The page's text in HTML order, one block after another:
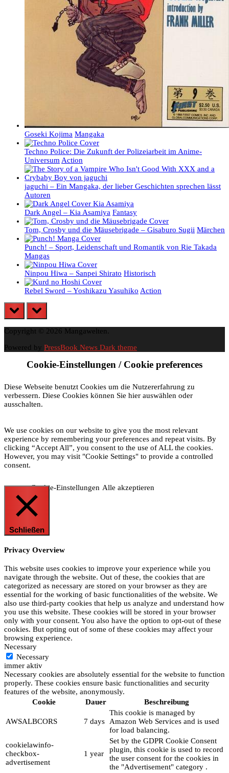
Goseki Kojima Mangaka
Techno Police: Die Zukunft der Polizeiarbeit im Anime-
Universum Action
jaguchi – Ein Mangaka, der lieber Geschichten sprechen lässt
Autoren
Dark Angel – Kia Asamiya Fantasy
Tom, Crosby und die Mäusebrigade – Gisaburo Sugii Märchen
Punch! – Sport, Leidenschaft und Romantik von Rie Takada
Mangas
Ninpou Hiwa – Sanpei Shirato Historisch
Rebel Sword – Yoshikazu Yasuhiko Action
prev next
Copyright © 2026 Mangawelten.
Powered by PressBook News Dark theme
Cookie-Einstellungen / Cookie preferences
Diese Webseite benutzt Cookies um die Nutzererfahrung zu
verbessern. Diese Cookies können Sie hier auswählen oder
ausschalten.
We use cookies on our website to give you the most relevant
experience by remembering your preferences and repeat visits. By
clicking “Accept All”, you consent to the use of ALL the cookies.
However, you may visit "Cookie Settings" to provide a controlled
consent.
Cookie-Einstellungen Alle akzeptieren
Schließen
Privacy Overview
This website uses cookies to improve your experience while you
navigate through the website. Out of these, the cookies that are
categorized as necessary are stored on your browser as they are
essential for the working of basic functionalities of the website. We
also use third-party cookies that help us analyze and understand how
you use this website. These cookies will be stored in your browser
only with your consent. You also have the option to opt-out of these
cookies. But opting out of some of these cookies may affect your
browsing experience.
Necessary
Necessary
immer aktiv
Necessary cookies are absolutely essential for the website to function
properly. These cookies ensure basic functionalities and security
features of the website, anonymously.
Cookie
Dauer Beschreibung
AWSALBCORS 7 days
This cookie is managed by
Amazon Web Services and is used
for load balancing.
cookielawinfo-
checkbox-
advertisement
1 year
Set by the GDPR Cookie Consent
plugin, this cookie is used to record
the user consent for the cookies in
the "Advertisement" category .